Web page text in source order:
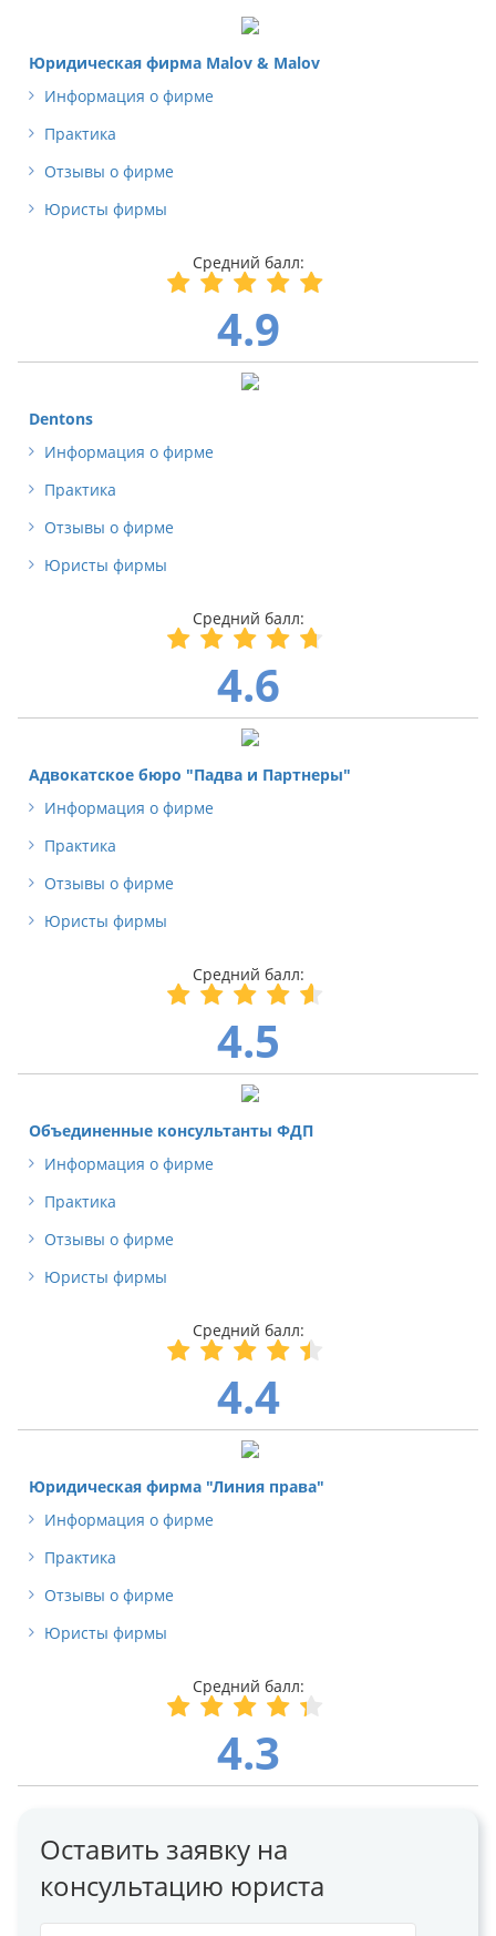
Юридическая фирма Malov & Malov
Информация о фирме
Практика
Отзывы о фирме
Юристы фирмы
4.9
Dentons
Информация о фирме
Практика
Отзывы о фирме
Юристы фирмы
4.6
Адвокатское бюро "Падва и Партнеры"
Информация о фирме
Практика
Отзывы о фирме
Юристы фирмы
4.5
Объединенные консультанты ФДП
Информация о фирме
Практика
Отзывы о фирме
Юристы фирмы
4.4
Юридическая фирма "Линия права"
Информация о фирме
Практика
Отзывы о фирме
Юристы фирмы
4.3
Оставить заявку на
консультацию юриста